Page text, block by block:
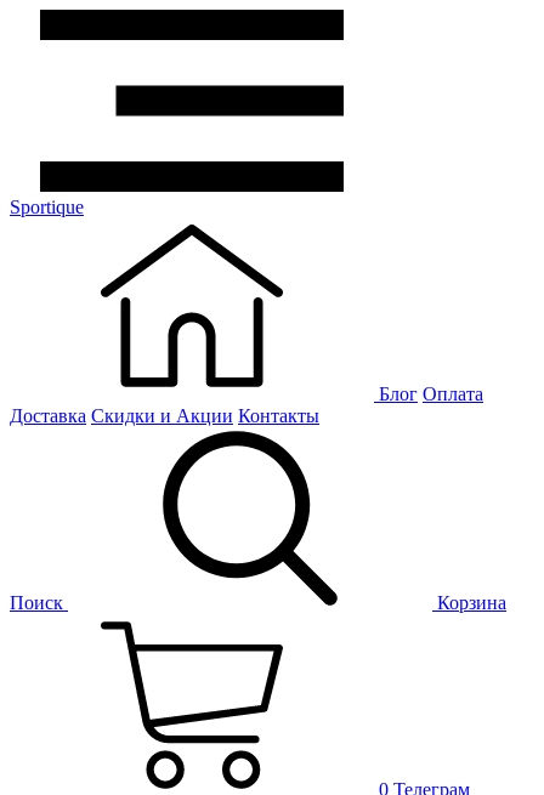
Sportique
Блог Оплата
Доставка Скидки и Акции Контакты
Поиск Корзина
0 Телеграм